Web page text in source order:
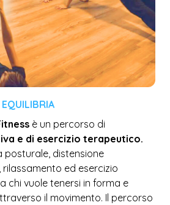
è un percorso di
e di esercizio terapeutico.
posturale, distensione
ed esercizio
chi vuole tenersi in forma e
il movimento. Il percorso